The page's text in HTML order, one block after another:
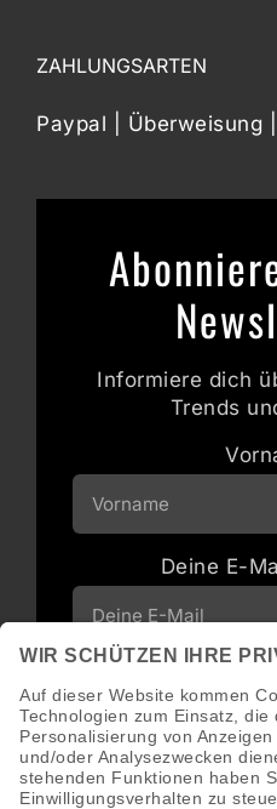
ZAHLUNGSARTEN
Paypal | Überweisung
Informiere dich
Trends
Deine E-